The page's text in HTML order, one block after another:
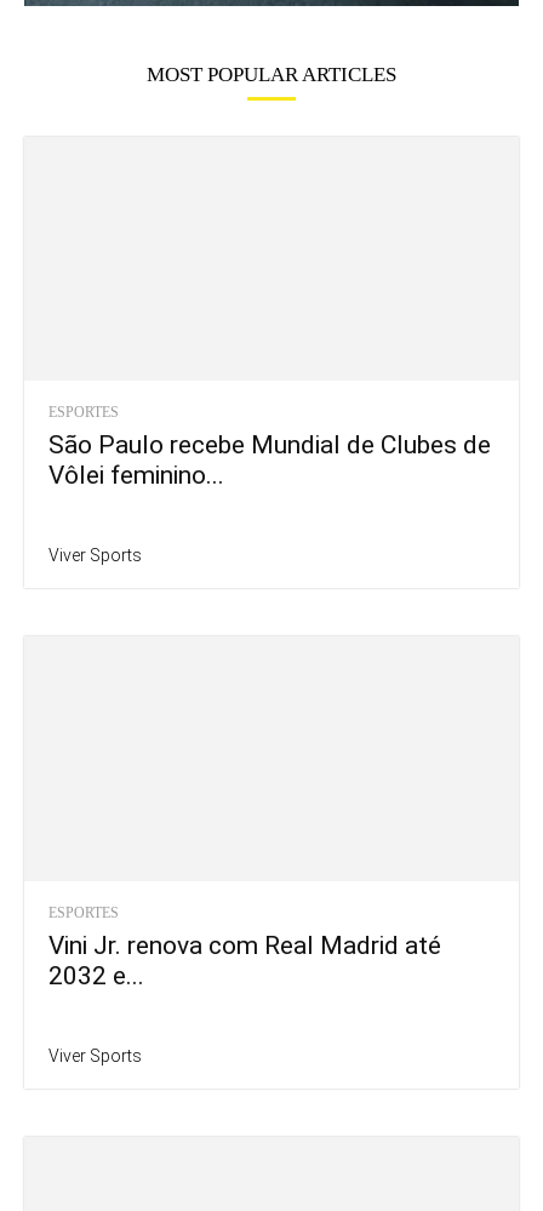
MOST POPULAR ARTICLES
ESPORTES
São Paulo recebe Mundial de Clubes de
Vôlei feminino...
Viver Sports
ESPORTES
Vini Jr. renova com Real Madrid até
2032 e...
Viver Sports